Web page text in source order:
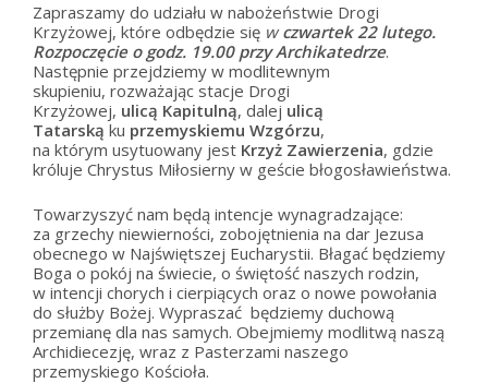
Zapraszamy do udziału w nabożeństwie Drogi
Krzyżowej, które odbędzie się wczwartek 22 lutego.
Rozpoczęcie o godz. 19.00 przy Archikatedrze.
Następnie przejdziemy w modlitewnym
skupieniu, rozważając stacje Drogi
Krzyżowej, ulicą Kapitulną, dalej ulicą
Tatarską ku przemyskiemu Wzgórzu,
na którym usytuowany jest Krzyż Zawierzenia, gdzie
króluje Chrystus Miłosierny w geście błogosławieństwa.
Towarzyszyć nam będą intencje wynagradzające:
za grzechy niewierności, zobojętnienia na dar Jezusa
obecnego w Najświętszej Eucharystii. Błagać będziemy
Boga o pokój na świecie, o świętość naszych rodzin,
w intencji chorych i cierpiących oraz o nowe powołania
do służby Bożej. Wypraszać będziemy duchową
przemianę dla nas samych. Obejmiemy modlitwą naszą
Archidiecezję, wraz z Pasterzami naszego
przemyskiego Kościoła.